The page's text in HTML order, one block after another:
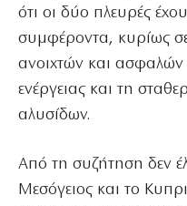
ότι οι δύο πλευρές
συμφέροντα, κυρίως
ανοιχτών και
ενέργειας και τη
αλυσίδων.
Από τη συζήτηση δεν
Μεσόγειος και το